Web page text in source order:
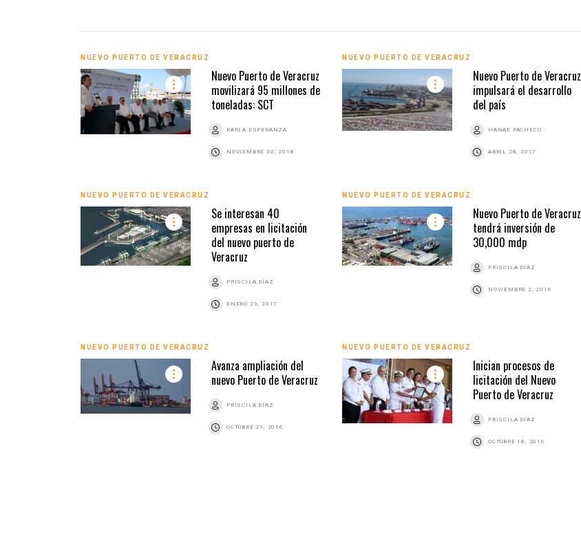
NUEVO PUERTO DE VERACRUZ
Nuevo Puerto de Veracruz
movilizará 95 millones de
toneladas: SCT
KARLA ESPERANZA
NOVIEMBRE 30, 2018
NUEVO PUERTO DE VERACRUZ
Nuevo Puerto de Veracruz
impulsará el desarrollo
del país
HANAE PACHECO
ABRIL 28, 2017
NUEVO PUERTO DE VERACRUZ
Se interesan 40
empresas en licitación
del nuevo puerto de
Veracruz
PRISCILA DÍAZ
ENERO 23, 2017
NUEVO PUERTO DE VERACRUZ
Nuevo Puerto de Veracruz
tendrá inversión de
30,000 mdp
PRISCILA DÍAZ
NOVIEMBRE 2, 2016
NUEVO PUERTO DE VERACRUZ
Avanza ampliación del
nuevo Puerto de Veracruz
PRISCILA DÍAZ
OCTUBRE 21, 2016
NUEVO PUERTO DE VERACRUZ
Inician procesos de
licitación del Nuevo
Puerto de Veracruz
PRISCILA DÍAZ
OCTUBRE 18, 2016